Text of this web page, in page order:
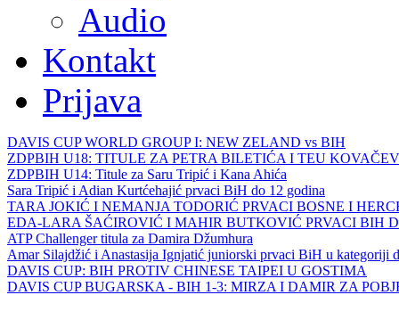
Audio
Kontakt
Prijava
DAVIS CUP WORLD GROUP I: NEW ZELAND vs BIH
ZDPBIH U18: TITULE ZA PETRA BILETIĆA I TEU
ZDPBIH U14: Titule za Saru Tripić i Kana Ahića
Sara Tripić i Adian Kurtćehajić prvaci BiH do 12 godina
TARA JOKIĆ I NEMANJA TODORIĆ PRVACI BOSNE I
EDA-LARA ŠAĆIROVIĆ I MAHIR BUTKOVIĆ PRVACI BIH
ATP Challenger titula za Damira Džumhura
Amar Silajdžić i Anastasija Ignjatić juniorski prvaci BiH u kategoriji
DAVIS CUP: BIH PROTIV CHINESE TAIPEI U GOSTIMA
DAVIS CUP BUGARSKA - BIH 1-3: MIRZA I DAMIR ZA